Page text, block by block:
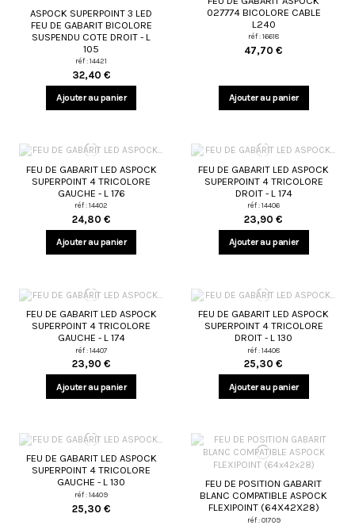
ASPOCK SUPERPOINT 3 LED
FEU DE GABARIT BICOLORE
SUSPENDU COTE DROIT - L
105
réf : 14421
32,40 €
Ajouter au panier
027774 BICOLORE CABLE
L240
réf : 16618
47,70 €
Ajouter au panier
FEU DE GABARIT LED ASPOCK
SUPERPOINT 4 TRICOLORE
GAUCHE - L 176
réf : 14402
24,80 €
Ajouter au panier
FEU DE GABARIT LED ASPOCK
SUPERPOINT 4 TRICOLORE
DROIT - L 174
réf : 14406
23,90 €
Ajouter au panier
FEU DE GABARIT LED ASPOCK
SUPERPOINT 4 TRICOLORE
GAUCHE - L 174
réf : 14407
23,90 €
Ajouter au panier
FEU DE GABARIT LED ASPOCK
SUPERPOINT 4 TRICOLORE
DROIT - L 130
réf : 14408
25,30 €
Ajouter au panier
FEU DE GABARIT LED ASPOCK
SUPERPOINT 4 TRICOLORE
GAUCHE - L 130
réf : 14409
25,30 €
FEU DE POSITION GABARIT
BLANC COMPATIBLE ASPOCK
FLEXIPOINT (64X42X28)
réf : 01709